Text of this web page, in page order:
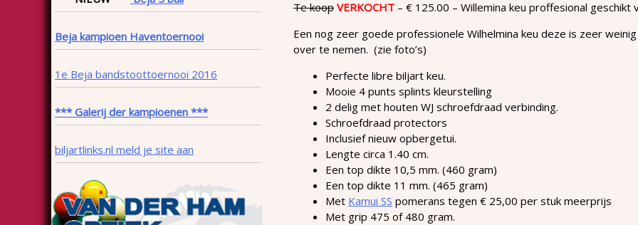
Te koop VERKOCHT – € 125.00 – Willemina keu proffesional geschikt
Een nog zeer goede professionele Wilhelmina keu deze is zeer
over te nemen. (zie foto’s)
Perfecte libre biljart keu.
Mooie 4 punts splints kleurstelling
2 delig met houten WJ schroefdraad verbinding.
Schroefdraad protectors
Inclusief nieuw opbergetui.
Lengte circa 1.40 cm.
Een top dikte 10,5 mm. (460 gram)
Een top dikte 11 mm. (465 gram)
Met Kamui SS pomerans tegen € 25,00 per stuk meerprijs
Met grip 475 of 480 gram.
Beja kampioen Haventoernooi
1e Beja bandstoottoernooi 2016
*** Galerij der kampioenen ***
biljartlinks.nl meld je site aan